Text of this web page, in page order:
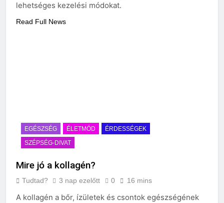
lehetséges kezelési módokat.
Read Full News
EGÉSZSÉG ÉLETMÓD
ÉRDESSÉGEK
SZÉPSÉG-DIVAT
Mire jó a kollagén?
Tudtad? 3 nap ezelőtt 0 16 mins
A kollagén a bőr, ízületek és csontok egészségének